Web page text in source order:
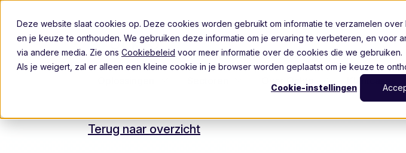
Deze website slaat cookies op. Deze cookies worden gebruikt om informatie te verzamelen
en je keuze te onthouden. We gebruiken deze informatie om je ervaring te verbeteren, en voor
via andere media. Zie ons Cookiebeleid voor meer informatie over de cookies die we gebruiken.
Als je weigert, zal er alleen een kleine cookie in je browser worden geplaatst om je keuze te
Cookie-instellingen
Over Ockto Klantcases
Terug naar overzicht